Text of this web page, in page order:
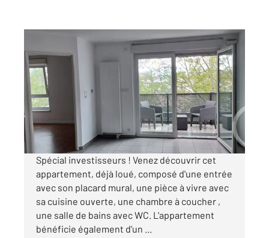
42,55 m2, 2 pièces
Ref : 1640
Appartement F2 à vendre
90 000 €
Visiter le site dédié
Spécial investisseurs ! Venez découvrir cet
appartement, déjà loué, composé d'une entrée
avec son placard mural, une pièce à vivre avec
sa cuisine ouverte, une chambre à coucher ,
une salle de bains avec WC. L'appartement
bénéficie également d'un ...